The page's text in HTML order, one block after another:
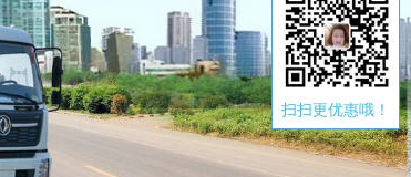
扫扫更优惠哦！